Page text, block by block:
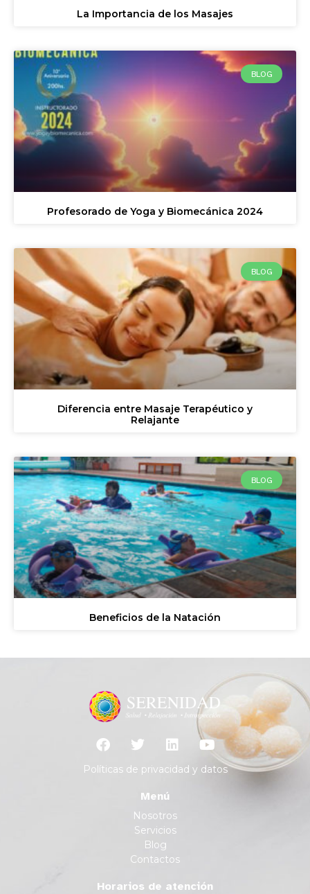
La Importancia de los Masajes
BLOG
Profesorado de Yoga y Biomecánica 2024
BLOG
Diferencia entre Masaje Terapéutico y
Relajante
BLOG
Beneficios de la Natación
Políticas de privacidad y datos
Menú
Nosotros
Servicios
Blog
Contactos
Horarios de atención